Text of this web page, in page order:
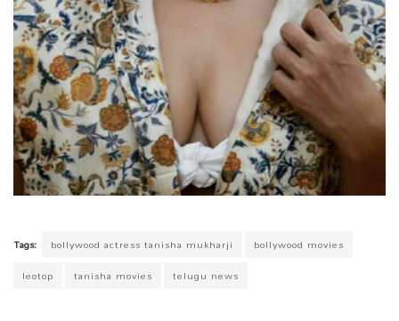
Tags: bollywood actress tanisha mukharji
bollywood movies
leotop
tanisha movies telugu news